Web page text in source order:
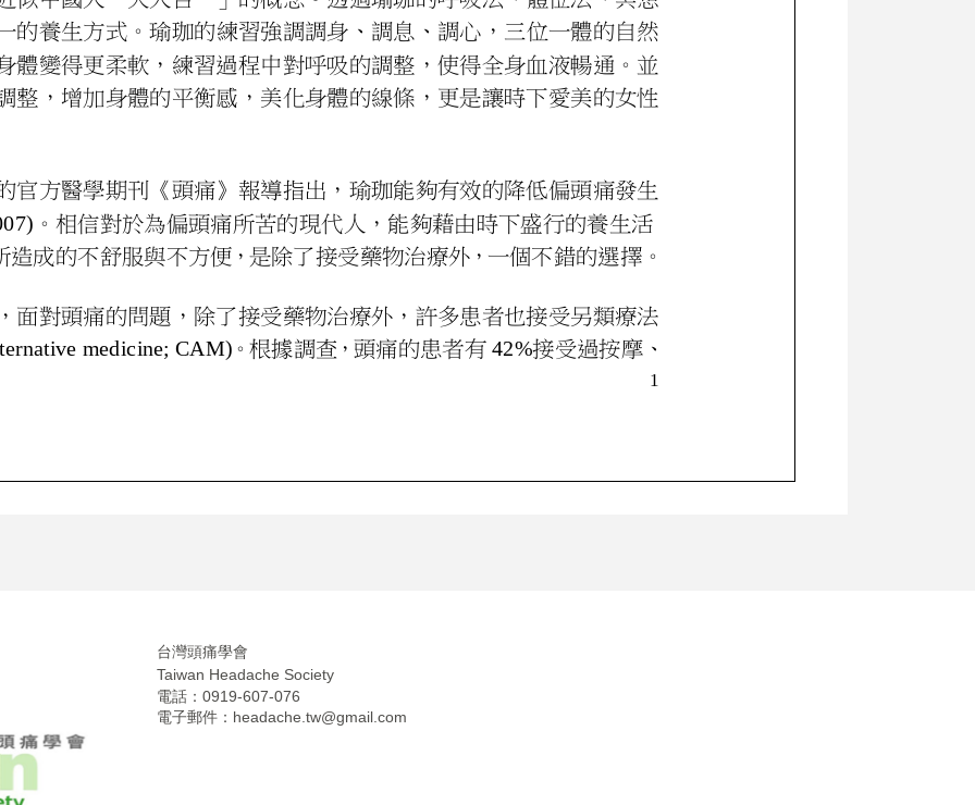
台灣頭痛學會
Taiwan Headache Society
電話：0919-607-076
電子郵件： headache.tw@gmail.com